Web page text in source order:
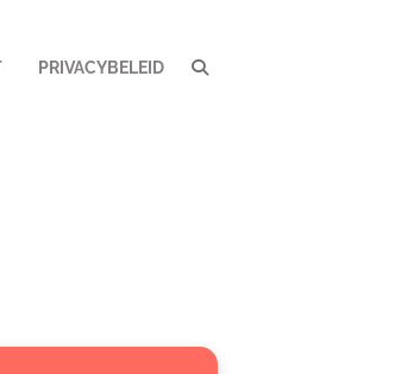
PRIVACYBELEID